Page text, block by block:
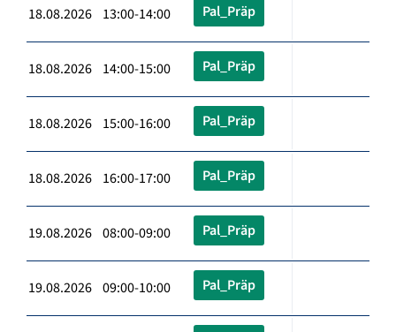
18.08.2026 13:00-14:00 Pal_Präp
18.08.2026 14:00-15:00 Pal_Präp
18.08.2026 15:00-16:00 Pal_Präp
18.08.2026 16:00-17:00 Pal_Präp
19.08.2026 08:00-09:00 Pal_Präp
19.08.2026 09:00-10:00 Pal_Präp